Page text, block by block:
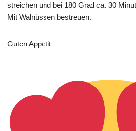
streichen und bei 180 Grad ca. 30
Mit Walnüssen bestreuen.
Guten Appetit